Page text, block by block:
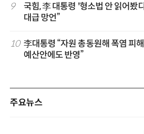
9
국힘, 李 대통령 '형소법 안 읽어봤
대급 망언”
10 李대통령 “자원 총동원해 폭염 피
예산안에도 반영”
주요뉴스